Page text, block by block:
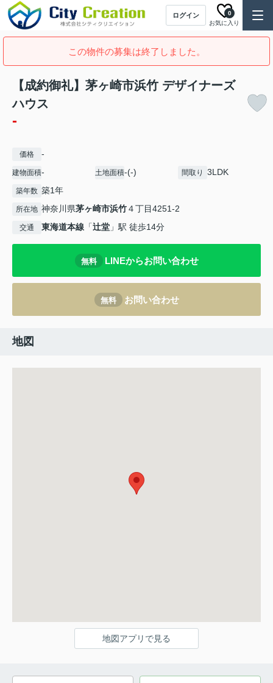
ログイン
お気に入り
0
この物件の募集は終了しました。
【成約御礼】茅ヶ崎市浜竹 デザイナーズ
ハウス
-
価格 -
建物面積- 土地面積-(-) 間取り 3LDK
築年数 築1年
所在地 神奈川県茅ヶ崎市浜竹４丁目4251-2
交通 東海道本線 「辻堂 」駅 徒歩14分
無料 LINEからお問い合わせ
無料 お問い合わせ
地図
地図アプリで見る